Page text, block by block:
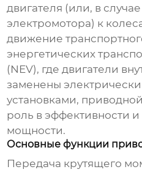
двигателя (или, в
электромотора) к
движение
энергетических
(NEV), где двигатели
заменены
установками,
роль в эффективности
мощности.
Основные функции
Передача крутящего